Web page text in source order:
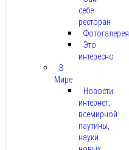
себе
ресторан
Фотогалерея
Это
интересно
В
Мире
Новости
интернет,
всемирной
паутины,
науки.